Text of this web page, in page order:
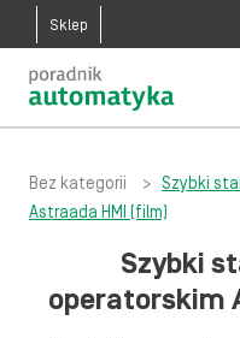
Sklep
Bez kategorii > Szybki
Astraada HMI (film)
Szybki
operatorskim